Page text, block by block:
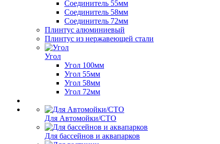
Соединитель 55мм
Соединитель 58мм
Соединитель 72мм
Плинтус алюминиевый
Плинтус из нержавеющей стали
Угол
Угол 100мм
Угол 55мм
Угол 58мм
Угол 72мм
Для Автомойки/СТО
Для бассейнов и аквапарков